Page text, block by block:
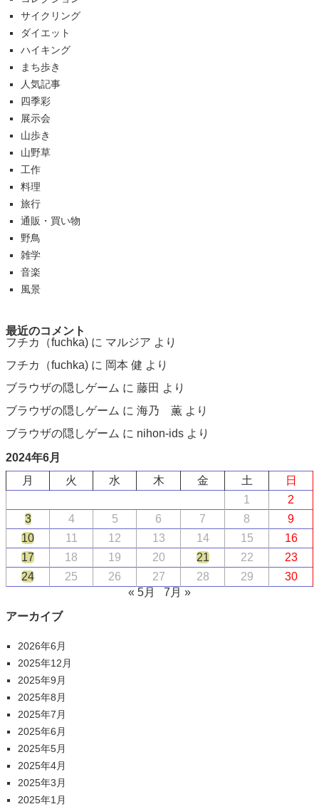
サイクリング
ダイエット
ハイキング
まち歩き
人気記事
四季彩
展示会
山歩き
山野草
工作
料理
旅行
通販・買い物
野鳥
雑学
音楽
風景
最近のコメント
フチカ（fuchka) に マルジア より
フチカ（fuchka) に 岡本 健 より
ブラウザの隠しゲーム に 藤田 より
ブラウザの隠しゲーム に 海乃 薫 より
ブラウザの隠しゲーム に nihon-ids より
2024年6月
月
火 水 木 金 土
日
1
2
3
4 5 6 7 8
9
10
11 12 13 14 15
16
17
18 19 20 21 22
23
24
25 26 27 28 29
30
« 5月
7月 »
アーカイブ
2026年6月
2025年12月
2025年9月
2025年8月
2025年7月
2025年6月
2025年5月
2025年4月
2025年3月
2025年1月